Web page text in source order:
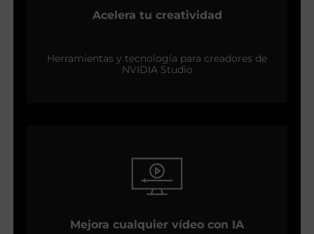
Acelera tu creatividad
Herramientas y tecnología para creadores de
NVIDIA Studio
Mejora cualquier vídeo con IA